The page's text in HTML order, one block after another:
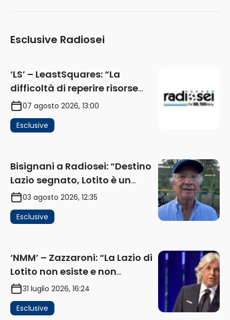
Esclusive Radiosei
‘LS’ – LeastSquares: “La
difficoltà di reperire risorse
impatta sul mercato. Senza
investimenti non arrivano i
ricavi” (AUDIO)
07 agosto 2026, 13:00
Esclusive
Bisignani a Radiosei: “Destino
Lazio segnato, Lotito è un
problema, la chiave sono
Flaminio e politica. La protesta
e gli interessi dei fondi”
03 agosto 2026, 12:35
Esclusive
‘NMM’ – Zazzaroni: “La Lazio di
Lotito non esiste e non
funziona più. E’ ora di lasciare,
ma lui non ascolta. Pignataro?
Ho verificato…” (AUDIO)
31 luglio 2026, 16:24
Esclusive